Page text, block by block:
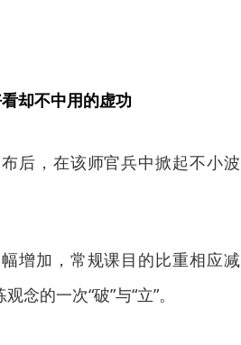
却不中用的虚功
后，在该师官兵中掀起不小波
增加，常规课目的比重相应减
念的一次“破”与“立”。